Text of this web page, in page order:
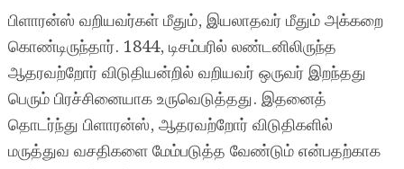
பிளாரன்ஸ் வறியவர்கள் மீதும், இயலாதவர் மீதும் அக்கறை
கொண்டிருந்தார். 1844, டிசம்பரில் லண்டனிலிருந்த
ஆதரவற்றோர் விடுதியன்றில் வறியவர் ஒருவர் இறந்தது
பெரும் பிரச்சினையாக உருவெடுத்தது. இதனைத்
தொடர்ந்து பிளாரன்ஸ், ஆதரவற்றோர் விடுதிகளில்
மருத்துவ வசதிகளை மேம்படுத்த வேண்டும் என்பதற்காக